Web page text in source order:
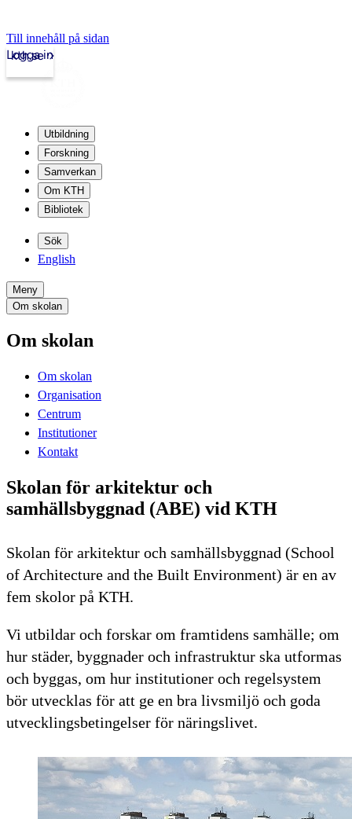
Till innehåll på sidan
kth.se
Logga in
Utbildning
Forskning
Samverkan
Om KTH
Bibliotek
Sök
English
Meny
Om skolan
Om skolan
Om skolan
Organisation
Centrum
Institutioner
Kontakt
Skolan för arkitektur och
samhällsbyggnad (ABE) vid KTH
Skolan för arkitektur och samhällsbyggnad (School
of Architecture and the Built Environment) är en av
fem skolor på KTH.
Vi utbildar och forskar om framtidens samhälle; om
hur städer, byggnader och infrastruktur ska utformas
och byggas, om hur institutioner och regelsystem
bör utvecklas för att ge en bra livsmiljö och goda
utvecklingsbetingelser för näringslivet.